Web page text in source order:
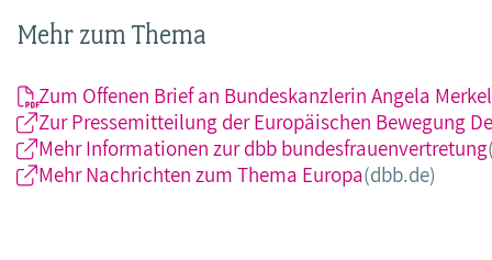
Mehr zum Thema
Zum Offenen Brief an Bundeskanzlerin Angela Merkel
Zur Pressemitteilung der Europäischen Bewegung
Mehr Informationen zur dbb bundesfrauenvertretung
Mehr Nachrichten zum Thema Europa(dbb.de)